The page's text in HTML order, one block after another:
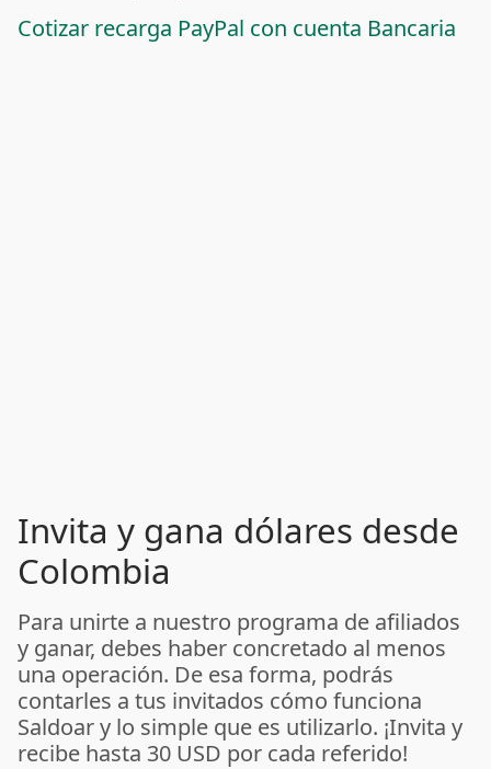
Cotizar recarga PayPal con cuenta Bancaria
Invita y gana dólares desde
Colombia
Para unirte a nuestro programa de afiliados
y ganar, debes haber concretado al menos
una operación. De esa forma, podrás
contarles a tus invitados cómo funciona
Saldoar y lo simple que es utilizarlo. ¡Invita y
recibe hasta 30 USD por cada referido!